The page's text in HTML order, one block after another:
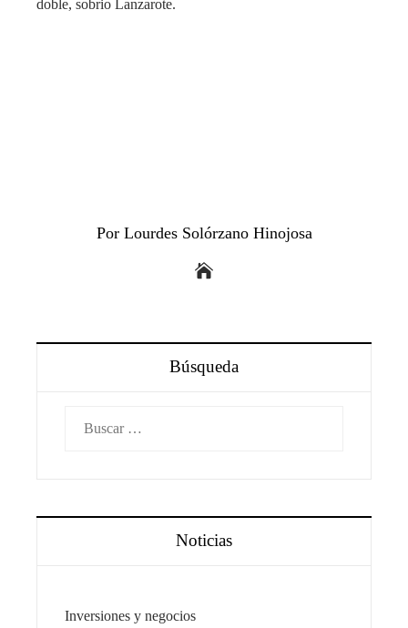
doble, sobrio Lanzarote.
Por Lourdes Solórzano Hinojosa
Búsqueda
Noticias
Inversiones y negocios